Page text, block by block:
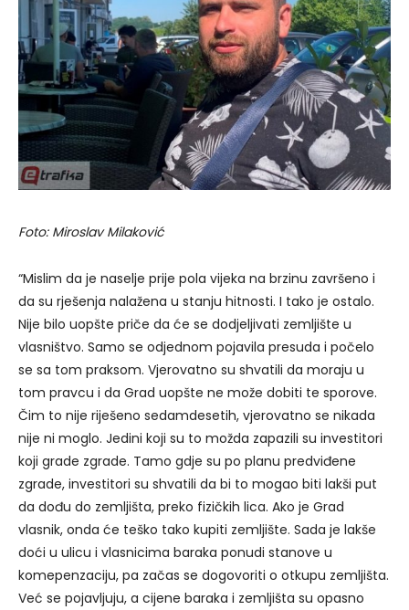
Foto: Miroslav Milaković
“Mislim da je naselje prije pola vijeka na brzinu završeno i
da su rješenja nalažena u stanju hitnosti. I tako je ostalo.
Nije bilo uopšte priče da će se dodjeljivati zemljište u
vlasništvo. Samo se odjednom pojavila presuda i počelo
se sa tom praksom. Vjerovatno su shvatili da moraju u
tom pravcu i da Grad uopšte ne može dobiti te sporove.
Čim to nije riješeno sedamdesetih, vjerovatno se nikada
nije ni moglo. Jedini koji su to možda zapazili su investitori
koji grade zgrade. Tamo gdje su po planu predviđene
zgrade, investitori su shvatili da bi to mogao biti lakši put
da dođu do zemljišta, preko fizičkih lica. Ako je Grad
vlasnik, onda će teško tako kupiti zemljište. Sada je lakše
doći u ulicu i vlasnicima baraka ponudi stanove u
komepenzaciju, pa začas se dogovoriti o otkupu zemljišta.
Već se pojavljuju, a cijene baraka i zemljišta su opasno